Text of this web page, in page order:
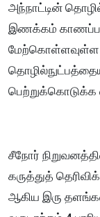
அந்நாட்டின்
இணக்கம்
மேற்கொள்ளவுள்ள
பெற்றுக்கொடுக்க
சீநோர்
கருத்துத்
ஆகிய இரு